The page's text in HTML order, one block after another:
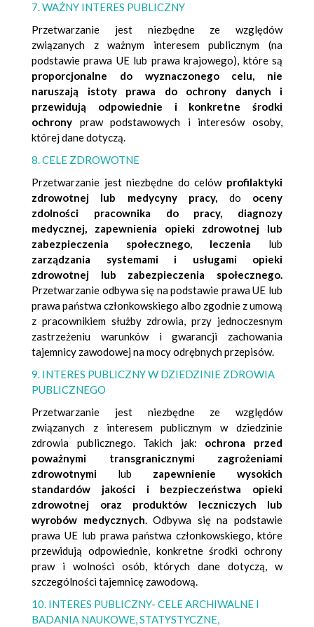
7. WAŻNY INTERES PUBLICZNY
Przetwarzanie jest niezbędne ze względów
związanych z ważnym interesem publicznym (na
podstawie prawa UE lub prawa krajowego), które są
proporcjonalne do wyznaczonego celu, nie
naruszają istoty prawa do ochrony danych i
przewidują odpowiednie i konkretne środki
ochrony praw podstawowych i interesów osoby,
której dane dotyczą.
8. CELE ZDROWOTNE
Przetwarzanie jest niezbędne do celów profilaktyki
zdrowotnej lub medycyny pracy, do oceny
zdolności pracownika do pracy, diagnozy
medycznej, zapewnienia opieki zdrowotnej lub
zabezpieczenia społecznego, leczenia lub
zarządzania systemami i usługami opieki
zdrowotnej lub zabezpieczenia społecznego.
Przetwarzanie odbywa się na podstawie prawa UE lub
prawa państwa członkowskiego albo zgodnie z umową
z pracownikiem służby zdrowia, przy jednoczesnym
zastrzeżeniu warunków i gwarancji zachowania
tajemnicy zawodowej na mocy odrębnych przepisów.
9. INTERES PUBLICZNY W DZIEDZINIE ZDROWIA
PUBLICZNEGO
Przetwarzanie jest niezbędne ze względów
związanych z interesem publicznym w dziedzinie
zdrowia publicznego. Takich jak: ochrona przed
poważnymi transgranicznymi zagrożeniami
zdrowotnymi lub zapewnienie wysokich
standardów jakości i bezpieczeństwa opieki
zdrowotnej oraz produktów leczniczych lub
wyrobów medycznych. Odbywa się na podstawie
prawa UE lub prawa państwa członkowskiego, które
przewidują odpowiednie, konkretne środki ochrony
praw i wolności osób, których dane dotyczą, w
szczególności tajemnicę zawodową.
10. INTERES PUBLICZNY- CELE ARCHIWALNE I
BADANIA NAUKOWE, STATYSTYCZNE,